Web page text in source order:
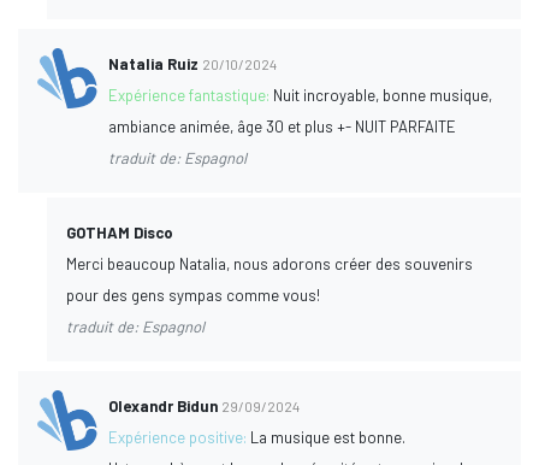
Natalia Ruiz 20/10/2024
Expérience fantastique: Nuit incroyable, bonne musique,
ambiance animée, âge 30 et plus +- NUIT PARFAITE
traduit de: Espagnol
GOTHAM Disco
Merci beaucoup Natalia, nous adorons créer des souvenirs
pour des gens sympas comme vous!
traduit de: Espagnol
Olexandr Bidun 29/09/2024
Expérience positive: La musique est bonne.